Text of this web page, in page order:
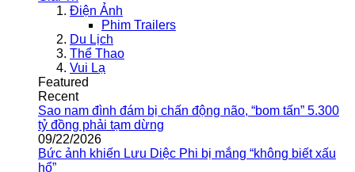
Điện Ảnh
Phim Trailers
Du Lịch
Thể Thao
Vui Lạ
Featured
Recent
Sao nam đình đám bị chấn động não, “bom tấn” 5.300
tỷ đồng phải tạm dừng
09/22/2026
Bức ảnh khiến Lưu Diệc Phi bị mắng “không biết xấu
hổ”